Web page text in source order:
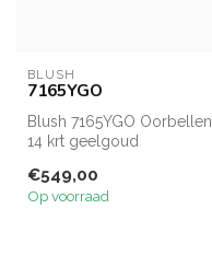
BLUSH
7165YGO
Blush 7165YGO Oorbellen
14 krt geelgoud
€549,00
Op voorraad